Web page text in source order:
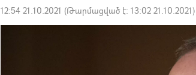
12:54 21.10.2021 (Թարմացված է: 13:02 21.10.2021)